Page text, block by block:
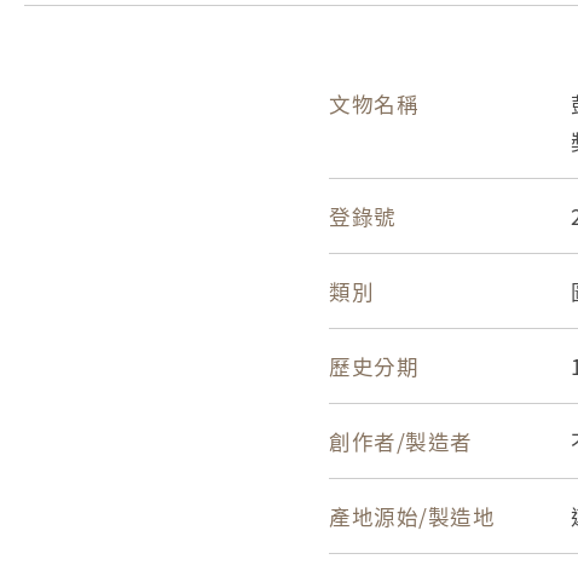
文物名稱
登錄號
類別
歷史分期
創作者/製造者
產地源始/製造地